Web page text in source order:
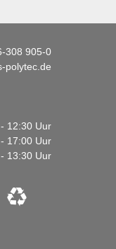
308 905-0
polytec.de
12:30 Uur
17:00 Uur
13:30 Uur